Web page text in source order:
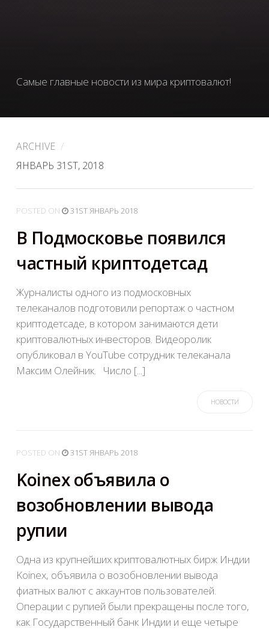
Самые главные новости из мира криптовалют!
ARCHIVE /
ЯНВАРЬ 31ST, 2018
POSTED ON 31ST ЯНВАРЬ 2018
В Подмосковье появился
частный криптодетсад
Журналисты одного из подмосковных
телеканалов подготовили репортаж о частном
криптодетсаде, в котором занимаются дети
криптовалютных инвесторов. Видеоролик
опубликовал в YouTube cотрудник телеканала
Максим Олейник. Число [...]
НОВОСТИ
POSTED ON 31ST ЯНВАРЬ 2018
Koinex объявила о
возобновлении вывода
рупии
Одна из крупнейших криптовалютных бирж Индии
Koinex, объявила о возобновлении вывода
фиатных валют с аккаунтов пользователей.
Операции с рупией были прекращены после того,
как Государственный банк Индии и еще четыре